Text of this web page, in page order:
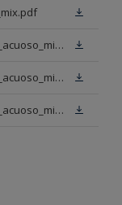
ficha_seguridad_pr_es_es_procopox_acuoso_mix_bb.pdf
ficha_seguridad_pr_es_es_procopox_acuoso_mix_bm.pdf
ficha_seguridad_pr_es_es_procopox_acuoso_mix_bn.pdf